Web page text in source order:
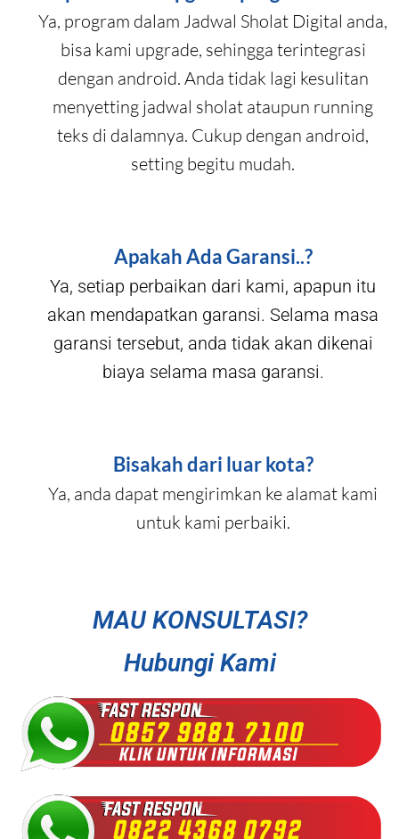
Ya, program dalam Jadwal Sholat Digital anda,
bisa kami upgrade, sehingga terintegrasi
dengan android. Anda tidak lagi kesulitan
menyetting jadwal sholat ataupun running
teks di dalamnya. Cukup dengan android,
setting begitu mudah.
Apakah Ada Garansi..?
Ya, setiap perbaikan dari kami, apapun itu
akan mendapatkan garansi. Selama masa
garansi tersebut, anda tidak akan dikenai
biaya selama masa garansi.
Bisakah dari luar kota?
Ya, anda dapat mengirimkan ke alamat kami
untuk kami perbaiki.
MAU KONSULTASI?
Hubungi Kami